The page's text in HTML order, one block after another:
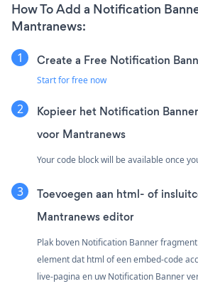
How To Add a Notification
Mantranews:
Create a Free Notification
Start for free now
Kopieer het Notification
voor Mantranews
Your code block will be available once
Toevoegen aan html- of
Mantranews editor
Plak boven Notification Banner
element dat html of een embed-code
live-pagina en uw Notification Banner